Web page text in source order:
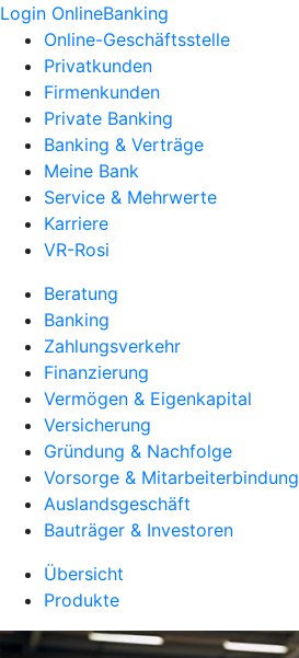
Login OnlineBanking
Online-Geschäftsstelle
Privatkunden
Firmenkunden
Private Banking
Banking & Verträge
Meine Bank
Service & Mehrwerte
Karriere
VR-Rosi
Beratung
Banking
Zahlungsverkehr
Finanzierung
Vermögen & Eigenkapital
Versicherung
Gründung & Nachfolge
Vorsorge & Mitarbeiterbindung
Auslandsgeschäft
Bauträger & Investoren
Übersicht
Produkte